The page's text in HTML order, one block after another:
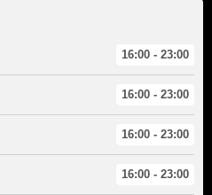
16:00 - 23:00
16:00 - 23:00
16:00 - 23:00
16:00 - 23:00